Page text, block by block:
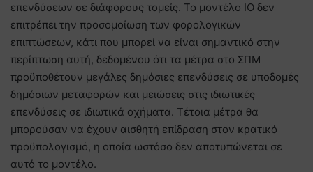
επενδύσεων σε διάφορους τομείς. Το μοντέλο IO δεν
επιτρέπει την προσομοίωση των φορολογικών
επιπτώσεων, κάτι που μπορεί να είναι σημαντικό στην
περίπτωση αυτή, δεδομένου ότι τα μέτρα στο ΣΠΜ
προϋποθέτουν μεγάλες δημόσιες επενδύσεις σε υποδομές
δημόσιων μεταφορών και μειώσεις στις ιδιωτικές
επενδύσεις σε ιδιωτικά οχήματα. Τέτοια μέτρα θα
μπορούσαν να έχουν αισθητή επίδραση στον κρατικό
προϋπολογισμό, η οποία ωστόσο δεν αποτυπώνεται σε
αυτό το μοντέλο.